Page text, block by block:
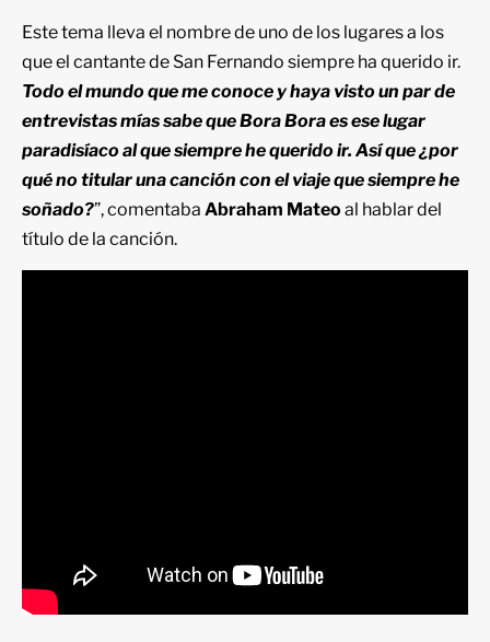
Este tema lleva el nombre de uno de los lugares a los
que el cantante de San Fernando siempre ha querido ir.
Todo el mundo que me conoce y haya visto un par de
entrevistas mías sabe que Bora Bora es ese lugar
paradisíaco al que siempre he querido ir. Así que ¿por
qué no titular una canción con el viaje que siempre he
soñado?”, comentaba Abraham Mateo al hablar del
título de la canción.